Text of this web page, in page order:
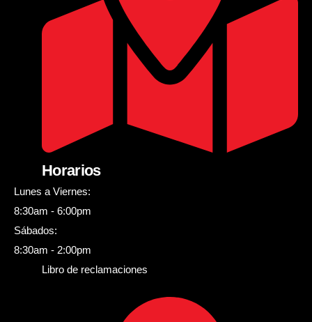
Horarios
Lunes a Viernes:
8:30am - 6:00pm
Sábados:
8:30am - 2:00pm
Libro de reclamaciones